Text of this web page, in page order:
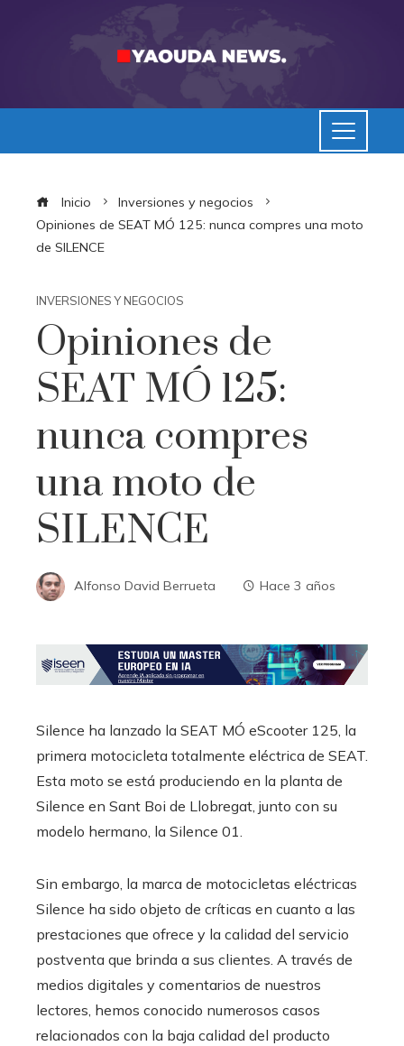
Inicio
Inversiones y negocios
Opiniones de SEAT MÓ 125: nunca compres una moto
de SILENCE
INVERSIONES Y NEGOCIOS
Opiniones de
SEAT MÓ 125:
nunca compres
una moto de
SILENCE
Alfonso David Berrueta Hace 3 años
Silence ha lanzado la SEAT MÓ eScooter 125, la
primera motocicleta totalmente eléctrica de SEAT.
Esta moto se está produciendo en la planta de
Silence en Sant Boi de Llobregat, junto con su
modelo hermano, la Silence 01.
Sin embargo, la marca de motocicletas eléctricas
Silence ha sido objeto de críticas en cuanto a las
prestaciones que ofrece y la calidad del servicio
postventa que brinda a sus clientes. A través de
medios digitales y comentarios de nuestros
lectores, hemos conocido numerosos casos
relacionados con la baja calidad del producto